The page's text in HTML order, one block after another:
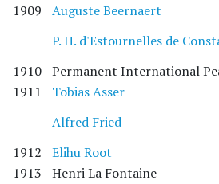
1909
Auguste Beernaert
P. H. d'Estournelles de
1910 Permanent International
1911
Tobias Asser
Alfred Fried
1912
Elihu Root
1913
Henri La Fontaine